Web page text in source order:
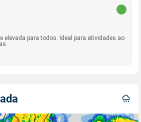
elevada para todos. Ideal para atividades ao